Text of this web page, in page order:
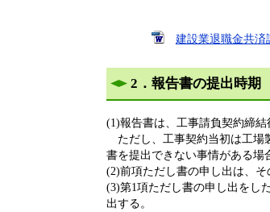
建設業退職金共済
2．報告書の提出時期
(1)報告書は、工事請負契約締結
ただし、工事契約当初は工場
書を提出できない事情がある場
(2)前項ただし書の申し出は、
(3)第1項ただし書の申し出をし
出する。